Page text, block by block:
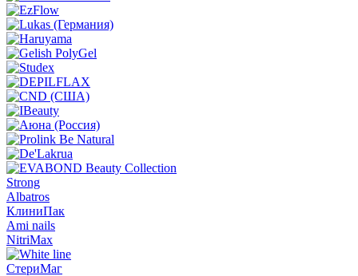
Strong
Albatros
КлиниПак
Ami nails
NitriMax
СтериМаг